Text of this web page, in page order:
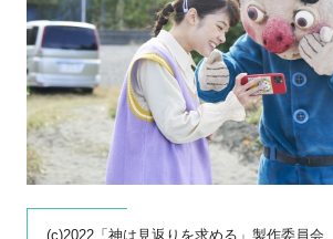
(c)2022「神は見返りを求める」製作委員会